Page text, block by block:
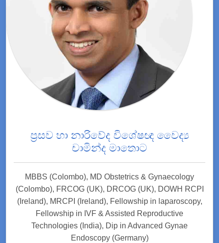
ප්‍රසව හා නාරිවේද විශේෂඥ වෛද්‍ය
චාමින්ද මාතොට
MBBS (Colombo), MD Obstetrics & Gynaecology
(Colombo), FRCOG (UK), DRCOG (UK), DOWH RCPI
(Ireland), MRCPI (Ireland), Fellowship in laparoscopy,
Fellowship in IVF & Assisted Reproductive
Technologies (India), Dip in Advanced Gynae
Endoscopy (Germany)